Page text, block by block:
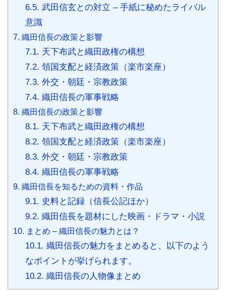
6.5. 武田信玄との対立 – 手紙に秘めたライバル
意識
7. 織田信長の政策と影響
7.1. 天下布武と織田政権の構想
7.2. 領国支配と経済政策（楽市楽座）
7.3. 外交・朝廷・宗教政策
7.4. 織田信長の軍事戦略
8. 織田信長の政策と影響
8.1. 天下布武と織田政権の構想
8.2. 領国支配と経済政策（楽市楽座）
8.3. 外交・朝廷・宗教政策
8.4. 織田信長の軍事戦略
9. 織田信長を知るための資料・作品
9.1. 史料と記録（信長公記ほか）
9.2. 織田信長を題材にした映画・ドラマ・小説
10. まとめ – 織田信長の魅力とは？
10.1. 織田信長の魅力をまとめると、以下のよう
なポイントが挙げられます。
10.2. 織田信長の人物像まとめ